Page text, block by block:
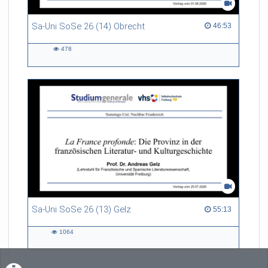
Sa-Uni SoSe 26 (14) Obrecht 46:53
46:53 duration
478
Sa-Uni SoSe 26 (13) Gelz 55:13
55:13 duration
1064